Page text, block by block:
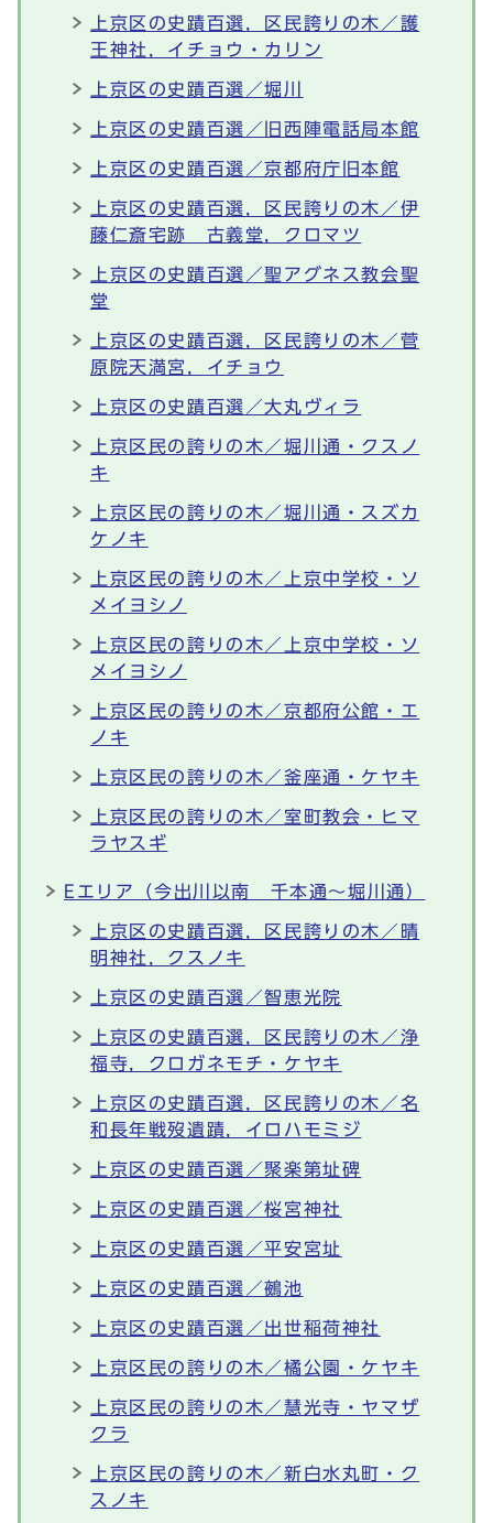
上京区の史蹟百選，区民誇りの木／護
王神社，イチョウ・カリン
上京区の史蹟百選／堀川
上京区の史蹟百選／旧西陣電話局本館
上京区の史蹟百選／京都府庁旧本館
上京区の史蹟百選，区民誇りの木／伊
藤仁斎宅跡 古義堂，クロマツ
上京区の史蹟百選／聖アグネス教会聖
堂
上京区の史蹟百選，区民誇りの木／菅
原院天満宮，イチョウ
上京区の史蹟百選／大丸ヴィラ
上京区民の誇りの木／堀川通・クスノ
キ
上京区民の誇りの木／堀川通・スズカ
ケノキ
上京区民の誇りの木／上京中学校・ソ
メイヨシノ
上京区民の誇りの木／上京中学校・ソ
メイヨシノ
上京区民の誇りの木／京都府公館・エ
ノキ
上京区民の誇りの木／釜座通・ケヤキ
上京区民の誇りの木／室町教会・ヒマ
ラヤスギ
Eエリア（今出川以南 千本通～堀川通）
上京区の史蹟百選，区民誇りの木／晴
明神社，クスノキ
上京区の史蹟百選／智恵光院
上京区の史蹟百選，区民誇りの木／浄
福寺，クロガネモチ・ケヤキ
上京区の史蹟百選，区民誇りの木／名
和長年戦歿遺蹟，イロハモミジ
上京区の史蹟百選／聚楽第址碑
上京区の史蹟百選／桜宮神社
上京区の史蹟百選／平安宮址
上京区の史蹟百選／鵺池
上京区の史蹟百選／出世稲荷神社
上京区民の誇りの木／橘公園・ケヤキ
上京区民の誇りの木／慧光寺・ヤマザ
クラ
上京区民の誇りの木／新白水丸町・ク
スノキ